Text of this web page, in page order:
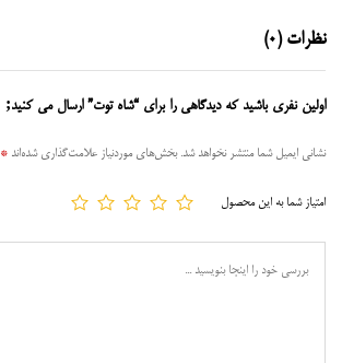
نظرات (0)
اولین نفری باشید که دیدگاهی را برای “شاه توت” ارسال می کنید;
نشانی ایمیل شما منتشر نخواهد شد. بخش‌های موردنیاز علامت‌گذاری شده‌اند *
امتیاز شما به این محصول